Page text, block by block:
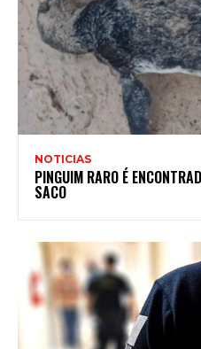
NOTICIAS
PINGUIM RARO É
SACO